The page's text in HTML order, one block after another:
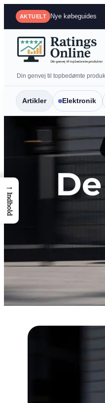
Spring
til
indhold
AKTUELT Mest
Din genvej til topbedømte
Artikler Elektronik
→
Indhold